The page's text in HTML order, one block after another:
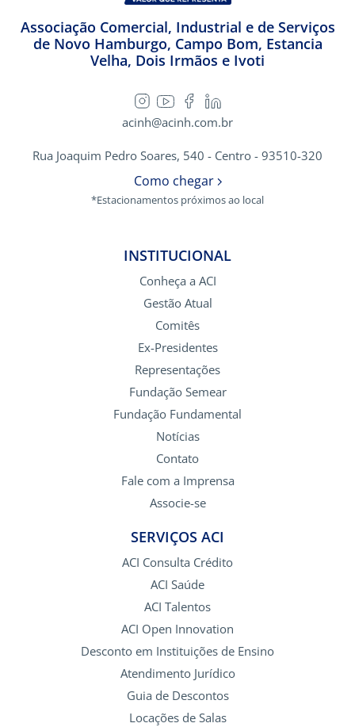
Associação Comercial, Industrial e de Serviços
de Novo Hamburgo, Campo Bom, Estancia
Velha, Dois Irmãos e Ivoti
acinh@acinh.com.br
Rua Joaquim Pedro Soares, 540 - Centro - 93510-320
Como chegar
*Estacionamentos próximos ao local
INSTITUCIONAL
Conheça a ACI
Gestão Atual
Comitês
Ex-Presidentes
Representações
Fundação Semear
Fundação Fundamental
Notícias
Contato
Fale com a Imprensa
Associe-se
SERVIÇOS ACI
ACI Consulta Crédito
ACI Saúde
ACI Talentos
ACI Open Innovation
Desconto em Instituições de Ensino
Atendimento Jurídico
Guia de Descontos
Locações de Salas